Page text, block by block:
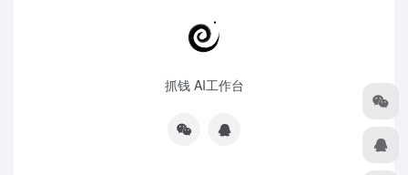
抓钱 AI工作台